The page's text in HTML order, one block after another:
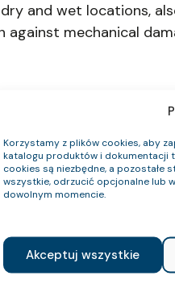
Korzystamy z plików cookies, aby
katalogu produktów i dokumentacji
cookies są niezbędne, a pozostałe
wszystkie, odrzucić opcjonalne lub
dowolnym momencie.
Akceptuj wszystkie
and wet locations,
mechanical
CPR Class
19×2,5 Eca
kV 10×6 Eca